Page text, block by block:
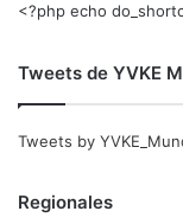
<?php echo
Tweets de YVKE
Tweets by
Regionales